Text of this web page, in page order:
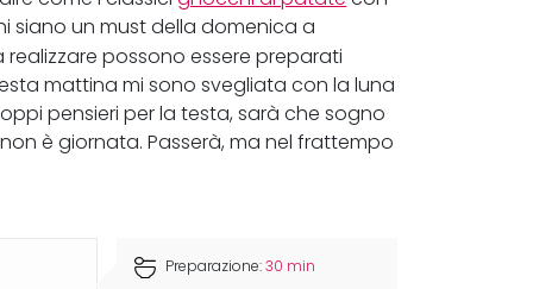
siano un must della domenica a
realizzare possono essere preparati
mattina mi sono svegliata con la luna
pensieri per la testa, sarà che sogno
è giornata. Passerà, ma nel frattempo
Preparazione:30 min